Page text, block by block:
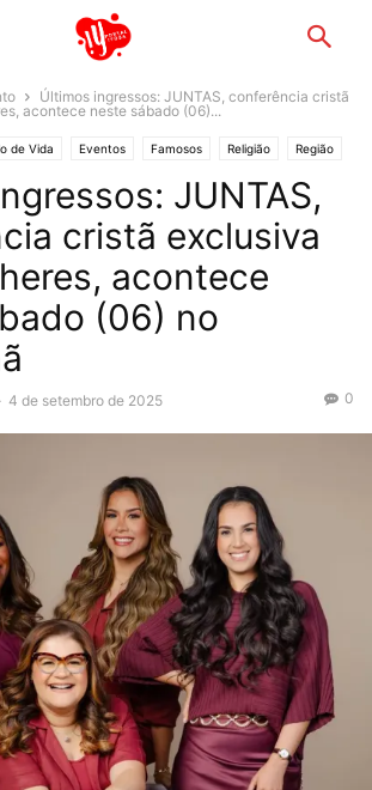
Últimos ingressos: JUNTAS, conferência cristã
acontece neste sábado (06)...
de Vida Eventos Famosos Religião Região
JUNTAS,
cristã exclusiva
acontece
(06) no
4 de setembro de 2025 0